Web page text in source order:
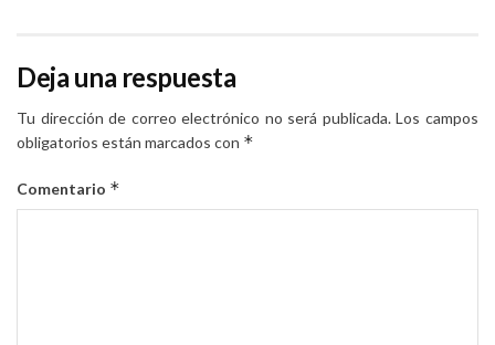
Deja una respuesta
Tu dirección de correo electrónico no será publicada. Los campos
obligatorios están marcados con *
Comentario *